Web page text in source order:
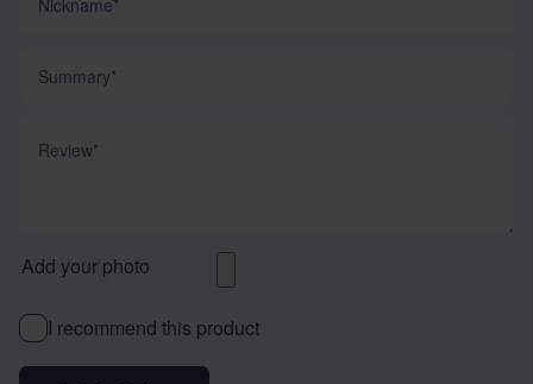
Add your photo
I recommend this product